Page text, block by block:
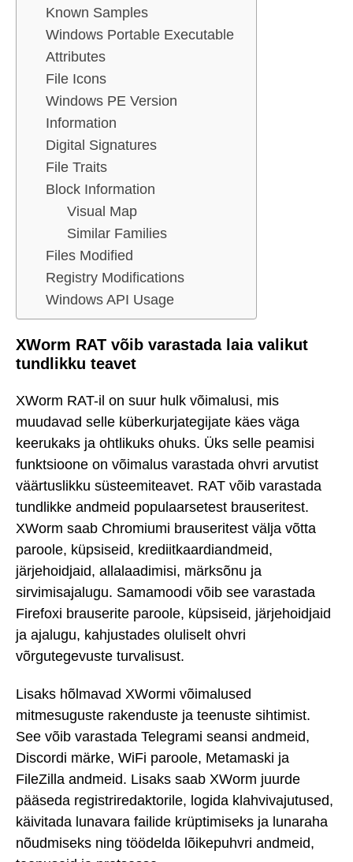
Known Samples
Windows Portable Executable
Attributes
File Icons
Windows PE Version
Information
Digital Signatures
File Traits
Block Information
Visual Map
Similar Families
Files Modified
Registry Modifications
Windows API Usage
XWorm RAT võib varastada laia valikut
tundlikku teavet
XWorm RAT-il on suur hulk võimalusi, mis
muudavad selle küberkurjategijate käes väga
keerukaks ja ohtlikuks ohuks. Üks selle peamisi
funktsioone on võimalus varastada ohvri arvutist
väärtuslikku süsteemiteavet. RAT võib varastada
tundlikke andmeid populaarsetest brauseritest.
XWorm saab Chromiumi brauseritest välja võtta
paroole, küpsiseid, krediitkaardiandmeid,
järjehoidjaid, allalaadimisi, märksõnu ja
sirvimisajalugu. Samamoodi võib see varastada
Firefoxi brauserite paroole, küpsiseid, järjehoidjaid
ja ajalugu, kahjustades oluliselt ohvri
võrgutegevuste turvalisust.
Lisaks hõlmavad XWormi võimalused
mitmesuguste rakenduste ja teenuste sihtimist.
See võib varastada Telegrami seansi andmeid,
Discordi märke, WiFi paroole, Metamaski ja
FileZilla andmeid. Lisaks saab XWorm juurde
pääseda registriredaktorile, logida klahvivajutused,
käivitada lunavara failide krüptimiseks ja lunaraha
nõudmiseks ning töödelda lõikepuhvri andmeid,